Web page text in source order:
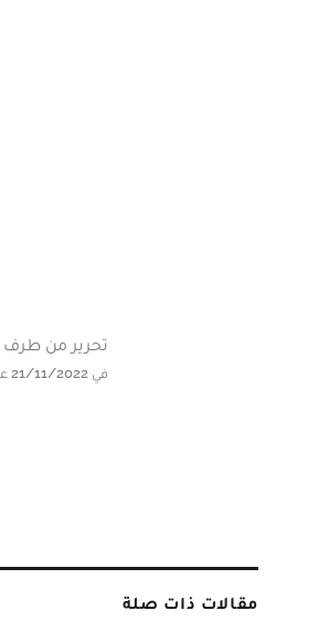
تحرير من طرف
في 21/11/2022 على الساعة 14:00
مقالات ذات صلة